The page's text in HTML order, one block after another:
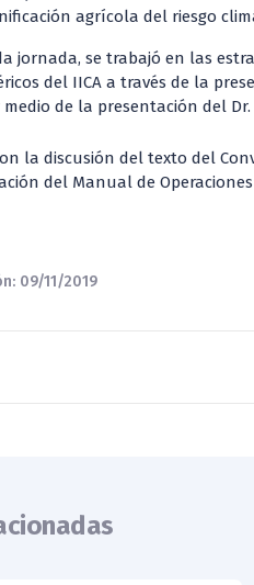
agrícola del riesgo
jornada, se trabajó en las
del IICA a través de la
de la presentación del
la discusión del texto del
del Manual de
09/11/2019